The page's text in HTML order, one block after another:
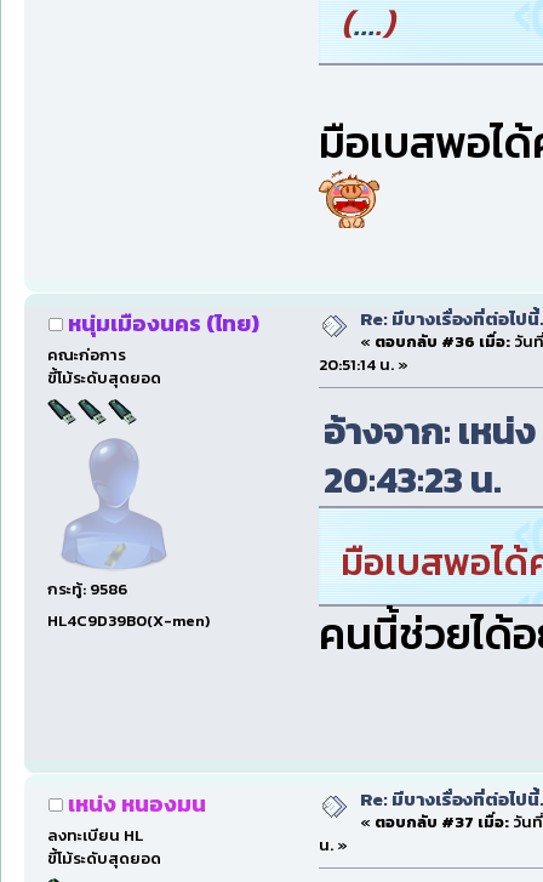
(....)
มือเบสพอไ
หนุ่มเมืองนคร (ไทย)
คณะก่อการ
ขี้โม้ระดับสุดยอด
กระทู้: 9586
HL4C9D39B0(X-men)
Re: มีบางเรื่องที่ต่อไป
« ตอบกลับ #36 เมื่อ:วันที่
20:51:14 น. »
อ้างจาก: เห
20:43:23 น.
มือเบสพอไ
คนนี้ช่วยได้
เหน่ง หนองมน
ลงทะเบียน HL
ขี้โม้ระดับสุดยอด
Re: มีบางเรื่องที่ต่อไป
« ตอบกลับ #37 เมื่อ:วันที่
น. »